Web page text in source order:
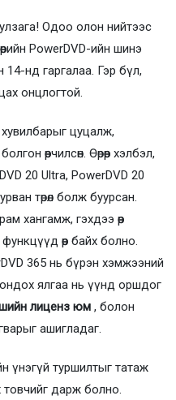
Одоо олон нийтээс
PowerDVD-ийн шинэ
нд гаргалаа. Гэр бүл,
онцлогтой.
цуцалж,
өөрчилсөн. Өөрөөр хэлбэл,
20 Ultra, PowerDVD 20
төрөл болж буурсан.
хангамж, гэхдээ өөр
өөр байх болно.
365 нь бүрэн хэмжээний
ялгаа нь үүнд оршдог
лиценз юм , болон
ашигладаг.
үнэгүй туршилтыг татаж
дарж болно.